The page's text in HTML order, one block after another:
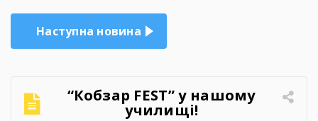
Наступна новина
“Кобзар FEST” у нашому
училищі!